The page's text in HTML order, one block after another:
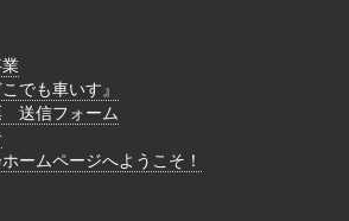
でも車いす』
送信フォーム
ームページへようこそ！